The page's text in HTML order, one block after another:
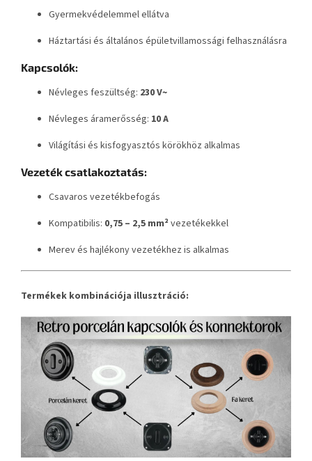
Gyermekvédelemmel ellátva
Háztartási és általános épületvillamossági felhasználásra
Kapcsolók:
Névleges feszültség: 230 V~
Névleges áramerősség: 10 A
Világítási és kisfogyasztós körökhöz alkalmas
Vezeték csatlakoztatás:
Csavaros vezetékbefogás
Kompatibilis: 0,75 – 2,5 mm²vezetékekkel
Merev és hajlékony vezetékhez is alkalmas
Termékek kombinációja illusztráció: